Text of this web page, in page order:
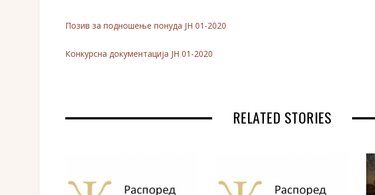
Позив за подношење понуда ЈН 01-2020
Конкурсна документација ЈН 01-2020
RELATED STORIES